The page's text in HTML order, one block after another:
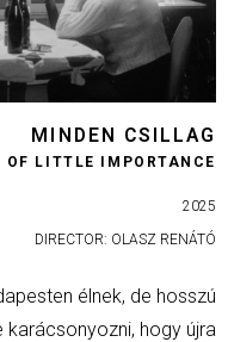
MINDEN CSILLAG
OF LITTLE IMPORTANCE
2025
DIRECTOR: OLASZ RENÁTÓ
élnek, de hosszú
karácsonyozni, hogy újra